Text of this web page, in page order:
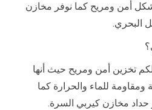
أمن ومريح كما نوفر مخازن
البحري.
تخزين أمن ومريح حيث أنها
للماء والحرارة كما
حداد مخازن كيربي السرة.